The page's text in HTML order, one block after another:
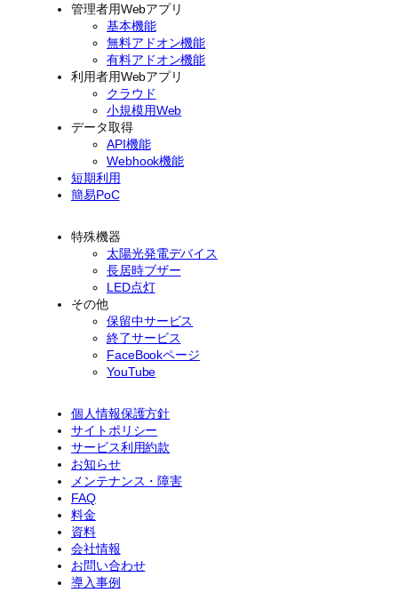
管理者用Webアプリ
基本機能
無料アドオン機能
有料アドオン機能
利用者用Webアプリ
クラウド
小規模用Web
データ取得
API機能
Webhook機能
短期利用
簡易PoC
特殊機器
太陽光発電デバイス
長居時ブザー
LED点灯
その他
保留中サービス
終了サービス
FaceBookページ
YouTube
個人情報保護方針
サイトポリシー
サービス利用約款
お知らせ
メンテナンス・障害
FAQ
料金
資料
会社情報
お問い合わせ
導入事例